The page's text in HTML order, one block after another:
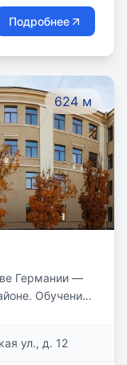
Подробнее
624 м
Германии —
Обучение
здание, своя
ул., д. 12